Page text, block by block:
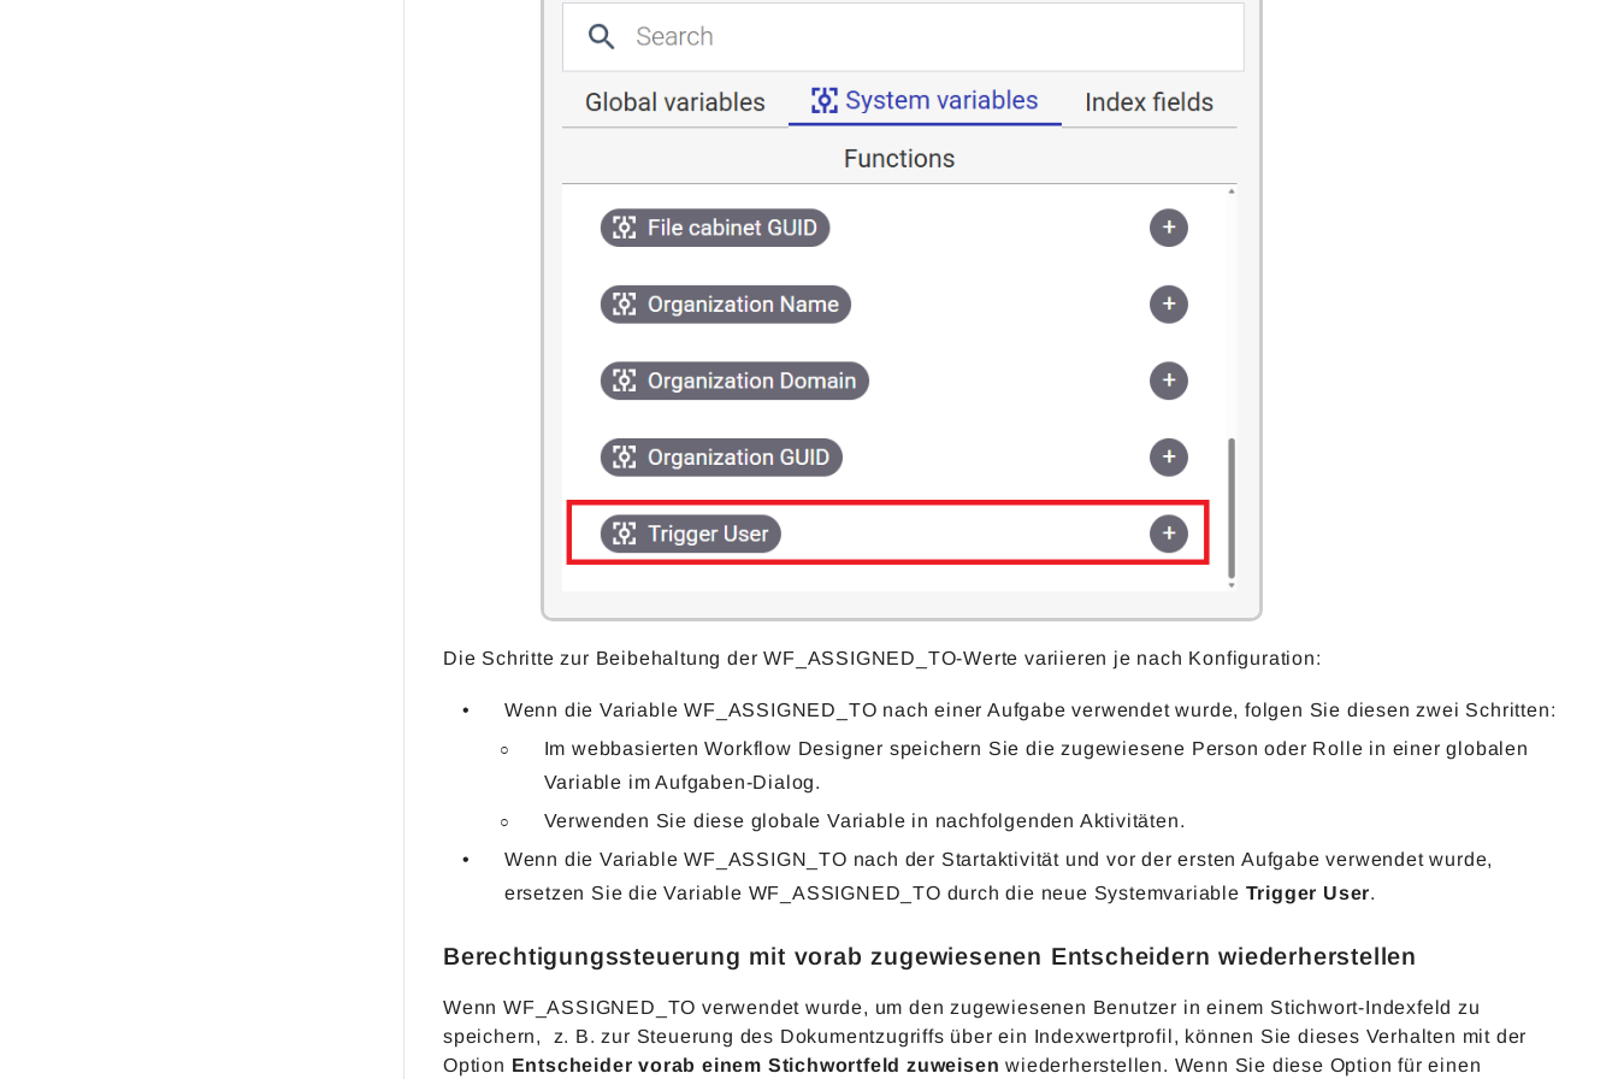
Die Schritte zur Beibehaltung der WF_ASSIGNED_TO-Werte variieren je nach Konfiguration:
Wenn die Variable WF_ASSIGNED_TO nach einer Aufgabe verwendet wurde, folgen Sie diesen zwei Schritten:
Im webbasierten Workflow Designer speichern Sie die zugewiesene Person oder Rolle in einer globalen
Variable im Aufgaben-Dialog.
Verwenden Sie diese globale Variable in nachfolgenden Aktivitäten.
Wenn die Variable WF_ASSIGN_TO nach der Startaktivität und vor der ersten Aufgabe verwendet wurde,
ersetzen Sie die Variable WF_ASSIGNED_TO durch die neue Systemvariable Trigger User.
Berechtigungssteuerung mit vorab zugewiesenen Entscheidern wiederherstellen
Wenn WF_ASSIGNED_TO verwendet wurde, um den zugewiesenen Benutzer in einem Stichwort-Indexfeld zu
speichern, z. B. zur Steuerung des Dokumentzugriffs über ein Indexwertprofil, können Sie dieses Verhalten mit der
Option Entscheider vorab einem Stichwortfeld zuweisen wiederherstellen. Wenn Sie diese Option für einen